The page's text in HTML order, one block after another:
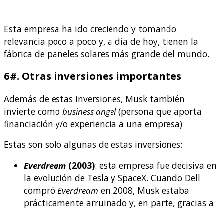
Esta empresa ha ido creciendo y tomando
relevancia poco a poco y, a día de hoy, tienen la
fábrica de paneles solares más grande del mundo.
6#. Otras inversiones importantes
Además de estas inversiones, Musk también
invierte como business angel(persona que aporta
financiación y/o experiencia a una empresa)
Estas son solo algunas de estas inversiones:
Everdream (2003): esta empresa fue decisiva en
la evolución de Tesla y SpaceX. Cuando Dell
compró Everdream en 2008, Musk estaba
prácticamente arruinado y, en parte, gracias a